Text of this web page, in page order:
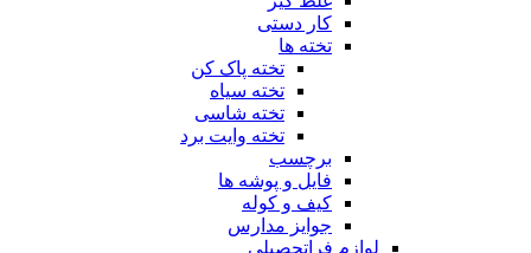
کار دستی
تخته ها
تخته پاک کن
تخته سیاه
تخته شاسی
تخته وایت برد
برچسب
فایل و پوشه ها
کیف و کوله
جوایز مدارس
لوازم فراتحصیلی